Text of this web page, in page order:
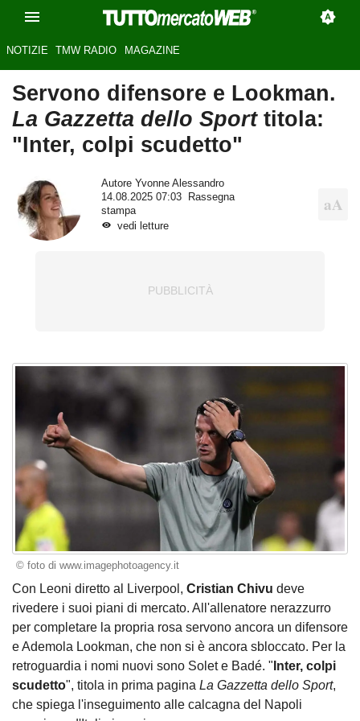
NOTIZIE TMW RADIO MAGAZINE
Servono difensore e Lookman.
La Gazzetta dello Sporttitola:
"Inter, colpi scudetto"
Autore Yvonne Alessandro
14.08.2025 07:03
Rassegna
stampa
vedi letture
© foto di www.imagephotoagency.it
Con Leoni diretto al Liverpool, Cristian Chivu deve
rivedere i suoi piani di mercato. All'allenatore nerazzurro
per completare la propria rosa servono ancora un difensore
e Ademola Lookman, che non si è ancora sbloccato. Per la
retroguardia i nomi nuovi sono Solet e Badé. " Inter, colpi
scudetto", titola in prima pagina La Gazzetta dello Sport,
che spiega l'inseguimento alle calcagna del Napoli